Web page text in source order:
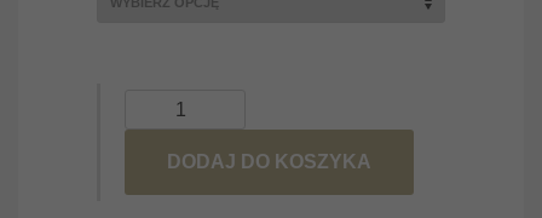
Plakat
Triceratops
P278
DODAJ DO KOSZYKA